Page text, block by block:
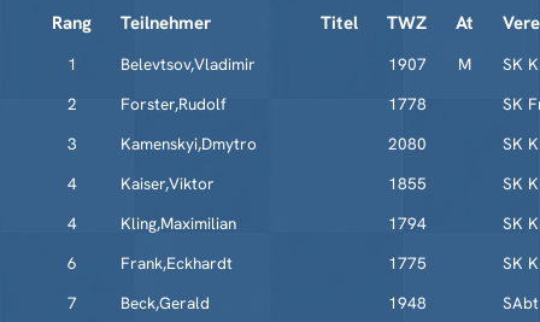
Rang Teilnehmer Titel TWZ At
1 Belevtsov,Vladimir 1907 M
SK
2
Forster,Rudolf 1778
SK
3
Kamenskyi,Dmytro 2080
SK
4
Kaiser,Viktor 1855
SK
4
Kling,Maximilian 1794
SK
6
Frank,Eckhardt 1775
SK
7
Beck,Gerald 1948